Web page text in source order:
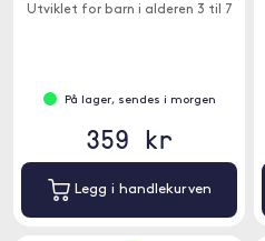
Utviklet for barn i alderen 3 til 7
På lager, sendes i morgen
359 kr
Legg i handlekurven